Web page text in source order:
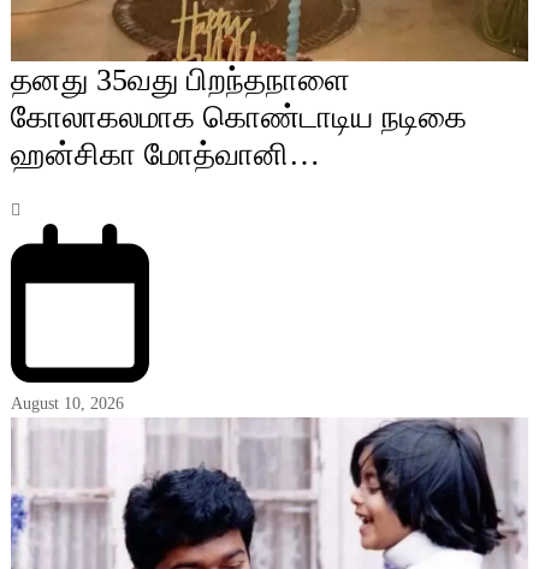
தனது 35வது பிறந்தநாளை
கோலாகலமாக கொண்டாடிய நடிகை
ஹன்சிகா மோத்வானி…
August 10, 2026